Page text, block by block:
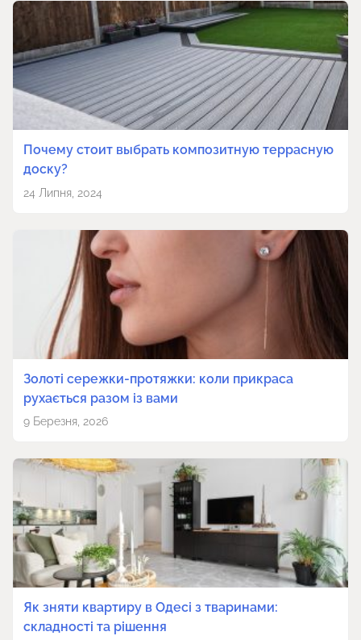
Почему стоит выбрать композитную террасную
доску?
24 Липня, 2024
Золоті сережки-протяжки: коли прикраса
рухається разом із вами
9 Березня, 2026
Як зняти квартиру в Одесі з тваринами:
складності та рішення